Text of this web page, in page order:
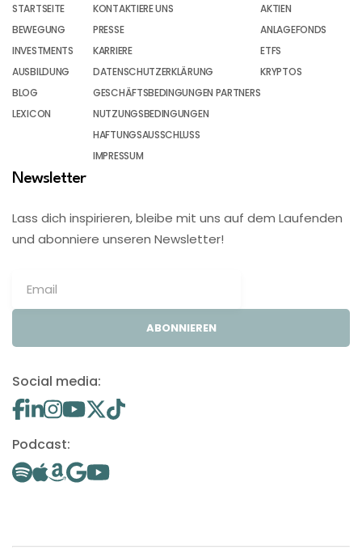
STARTSEITE
BEWEGUNG
INVESTMENTS
AUSBILDUNG
BLOG
LEXICON
KONTAKTIERE UNS
PRESSE
KARRIERE
DATENSCHUTZERKLÄRUNG
GESCHÄFTSBEDINGUNGEN PARTNERS
NUTZUNGSBEDINGUNGEN
HAFTUNGSAUSSCHLUSS
IMPRESSUM
AKTIEN
ANLAGEFONDS
ETFS
KRYPTOS
Newsletter
Lass dich inspirieren, bleibe mit uns auf dem Laufenden
und abonniere unseren Newsletter!
ABONNIEREN
Social media:
Podcast: